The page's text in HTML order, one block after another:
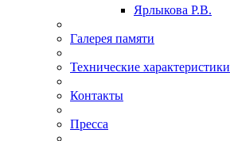
Ярлыкова Р.В.
Галерея памяти
Технические характеристики
Контакты
Пресса